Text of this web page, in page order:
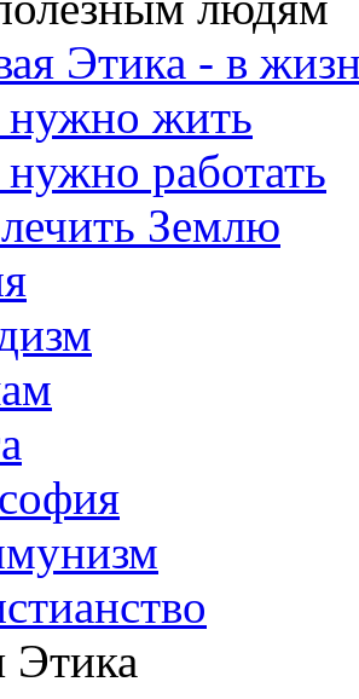
Этика - в
нужно жить
работать
Землю